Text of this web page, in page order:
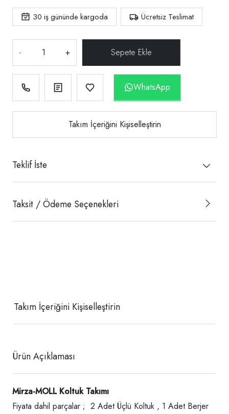
30 iş gününde kargoda Ücretsiz Teslimat
- +
WhatsApp
Takım İçeriğini Kişiselleştirin
Teklif İste
Taksit / Ödeme Seçenekleri
Takım İçeriğini Kişiselleştirin
Ürün Açıklaması
Mirza-MOLL Koltuk Takımı
Fiyata dahil parçalar ; 2 Adet Üçlü Koltuk , 1 Adet Berjer